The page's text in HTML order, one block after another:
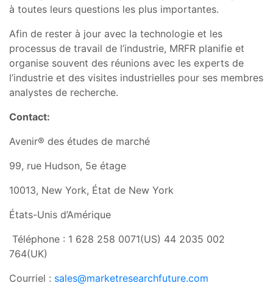
à toutes leurs questions les plus importantes.
Afin de rester à jour avec la technologie et les
processus de travail de l’industrie, MRFR planifie et
organise souvent des réunions avec les experts de
l’industrie et des visites industrielles pour ses membres
analystes de recherche.
Contact:
Avenir® des études de marché
99, rue Hudson, 5e étage
10013, New York, État de New York
États-Unis d’Amérique
Téléphone : 1 628 258 0071(US) 44 2035 002
764(UK)
Courriel : sales@marketresearchfuture.com